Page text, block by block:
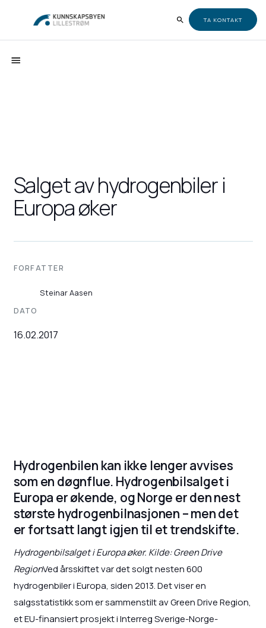
TA KONTAKT
Salget av hydrogenbiler i
Europa øker
FORFATTER
Steinar Aasen
DATO
16.02.2017
Hydrogenbilen kan ikke lenger avvises
som en døgnflue. Hydrogenbilsalget i
Europa er økende, og Norge er den nest
største hydrogenbilnasjonen – men det
er fortsatt langt igjen til et trendskifte.
Hydrogenbilsalget i Europa øker. Kilde: Green Drive
RegionVed årsskiftet var det solgt nesten 600
hydrogenbiler i Europa, siden 2013. Det viser en
salgsstatistikk som er sammenstilt av Green Drive Region,
et EU-finansiert prosjekt i Interreg Sverige-Norge-